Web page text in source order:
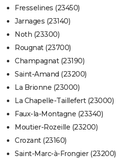
Fresselines (23450)
Jarnages (23140)
Noth (23300)
Rougnat (23700)
Champagnat (23190)
Saint-Amand (23200)
La Brionne (23000)
La Chapelle-Taillefert (23000)
Faux-la-Montagne (23340)
Moutier-Rozeille (23200)
Crozant (23160)
Saint-Marc-à-Frongier (23200)